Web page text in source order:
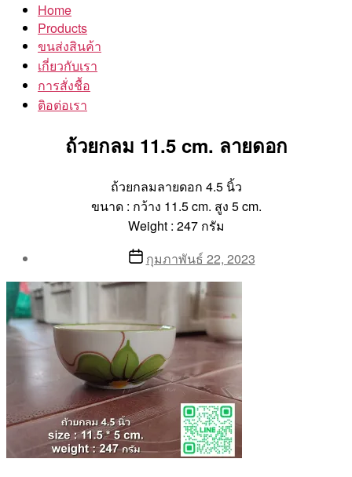
Home
Products
ขนส่งสินค้า
เกี่ยวกับเรา
การสั่งชื้อ
ติอต่อเรา
ถ้วยกลม 11.5 cm. ลายดอก
ถ้วยกลมลายดอก 4.5 นิ้ว
ขนาด : กว้าง 11.5 cm. สูง 5 cm.
Weight : 247 กรัม
By
Aea
Postกุมภาพันธ์ 22, 2023